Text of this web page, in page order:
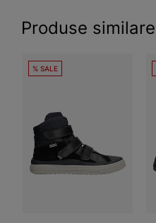
Produse similare
% SALE